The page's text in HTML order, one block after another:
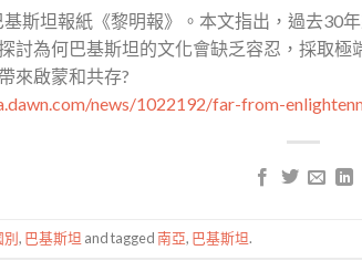
斯坦報紙《黎明報》。本文指出，過去30
討為何巴基斯坦的文化會缺乏容忍，採取
來啟蒙和共存?
news/1022192/far-from-
別, 巴基斯坦 and tagged南亞, 巴基斯坦.